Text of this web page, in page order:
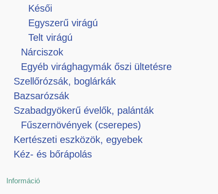
Késői
Egyszerű virágú
Telt virágú
Nárciszok
Egyéb virághagymák őszi ültetésre
Szellőrózsák, boglárkák
Bazsarózsák
Szabadgyökerű évelők, palánták
Fűszernövények (cserepes)
Kertészeti eszközök, egyebek
Kéz- és bőrápolás
Információ